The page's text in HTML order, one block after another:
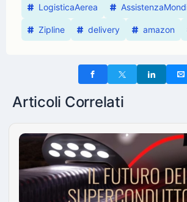
LogisticaAerea
Zipline delivery amazon
Articoli Correlati